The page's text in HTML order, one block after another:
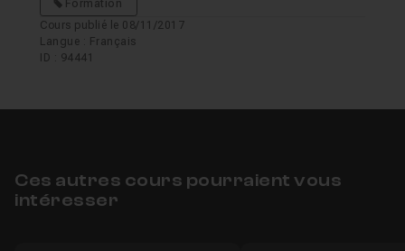
Formation
Cours publié le 08/11/2017
Langue : Français
ID : 94441
Ces autres cours pourraient vous
intéresser